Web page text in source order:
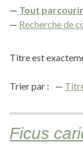
Tout parcourir
Recherche de
Titre est
Trier par :
Ficus